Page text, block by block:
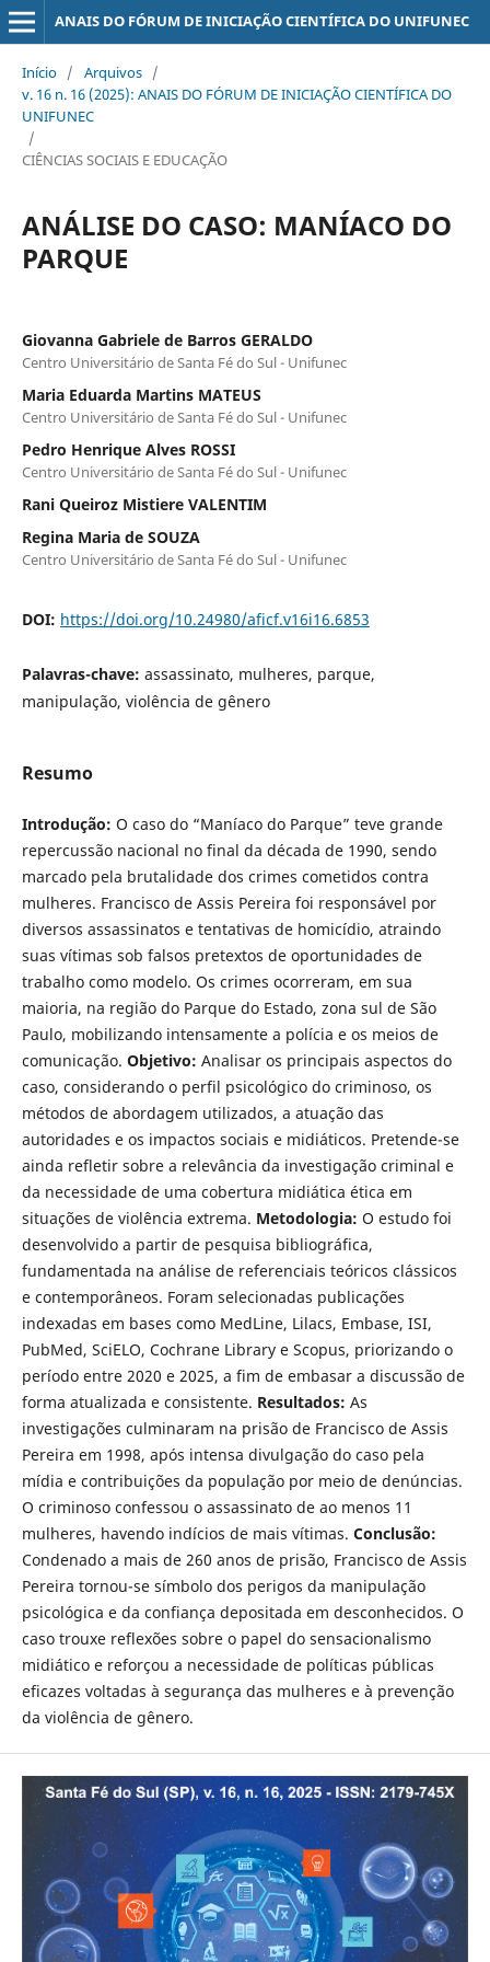
ANAIS DO FÓRUM DE INICIAÇÃO CIENTÍFICA DO UNIFUNEC
Início / Arquivos /
v. 16 n. 16 (2025): ANAIS DO FÓRUM DE INICIAÇÃO CIENTÍFICA DO
UNIFUNEC
/
CIÊNCIAS SOCIAIS E EDUCAÇÃO
ANÁLISE DO CASO: MANÍACO DO
PARQUE
Giovanna Gabriele de Barros GERALDO
Centro Universitário de Santa Fé do Sul - Unifunec
Maria Eduarda Martins MATEUS
Centro Universitário de Santa Fé do Sul - Unifunec
Pedro Henrique Alves ROSSI
Centro Universitário de Santa Fé do Sul - Unifunec
Rani Queiroz Mistiere VALENTIM
Regina Maria de SOUZA
Centro Universitário de Santa Fé do Sul - Unifunec
DOI: https://doi.org/10.24980/aficf.v16i16.6853
Palavras-chave: assassinato, mulheres, parque,
manipulação, violência de gênero
Resumo
Introdução: O caso do “Maníaco do Parque” teve grande
repercussão nacional no final da década de 1990, sendo
marcado pela brutalidade dos crimes cometidos contra
mulheres. Francisco de Assis Pereira foi responsável por
diversos assassinatos e tentativas de homicídio, atraindo
suas vítimas sob falsos pretextos de oportunidades de
trabalho como modelo. Os crimes ocorreram, em sua
maioria, na região do Parque do Estado, zona sul de São
Paulo, mobilizando intensamente a polícia e os meios de
comunicação. Objetivo: Analisar os principais aspectos do
caso, considerando o perfil psicológico do criminoso, os
métodos de abordagem utilizados, a atuação das
autoridades e os impactos sociais e midiáticos. Pretende-se
ainda refletir sobre a relevância da investigação criminal e
da necessidade de uma cobertura midiática ética em
situações de violência extrema. Metodologia: O estudo foi
desenvolvido a partir de pesquisa bibliográfica,
fundamentada na análise de referenciais teóricos clássicos
e contemporâneos. Foram selecionadas publicações
indexadas em bases como MedLine, Lilacs, Embase, ISI,
PubMed, SciELO, Cochrane Library e Scopus, priorizando o
período entre 2020 e 2025, a fim de embasar a discussão de
forma atualizada e consistente. Resultados: As
investigações culminaram na prisão de Francisco de Assis
Pereira em 1998, após intensa divulgação do caso pela
mídia e contribuições da população por meio de denúncias.
O criminoso confessou o assassinato de ao menos 11
mulheres, havendo indícios de mais vítimas. Conclusão:
Condenado a mais de 260 anos de prisão, Francisco de Assis
Pereira tornou-se símbolo dos perigos da manipulação
psicológica e da confiança depositada em desconhecidos. O
caso trouxe reflexões sobre o papel do sensacionalismo
midiático e reforçou a necessidade de políticas públicas
eficazes voltadas à segurança das mulheres e à prevenção
da violência de gênero.